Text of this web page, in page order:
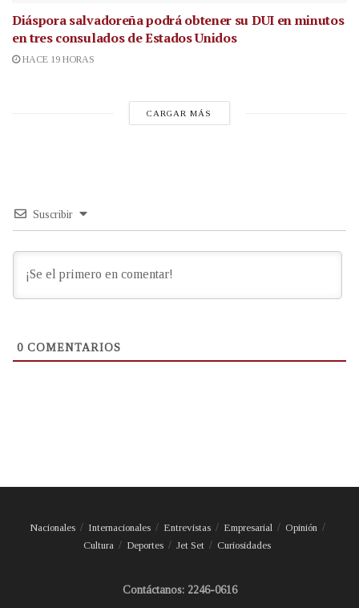
Diáspora salvadoreña podrá obtener su DUI en minutos
en tres consulados de Estados Unidos
HACE 19 HORAS
CARGAR MÁS
Suscribir
0 COMENTARIOS
Nacionales Internacionales Entrevistas Empresarial
Opinión
Cultura
Deportes Jet Set Curiosidades
Contáctanos: 2246-0616